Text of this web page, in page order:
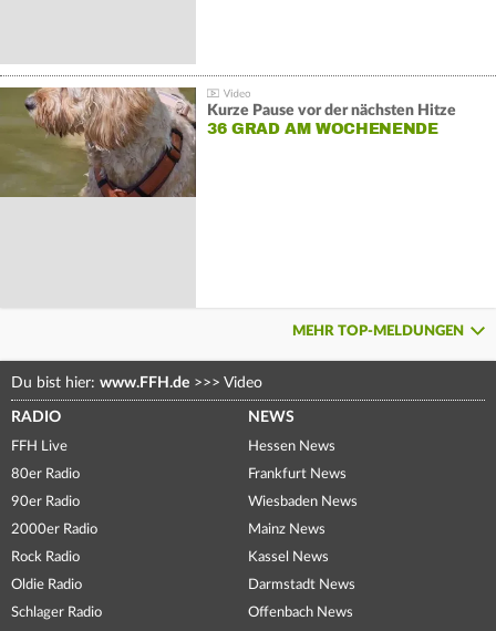
Kurze Pause vor der nächsten Hitze
36 GRAD AM WOCHENENDE
MEHR TOP-MELDUNGEN
Du bist hier: www.FFH.de >>> Video
RADIO
FFH Live
80er Radio
90er Radio
2000er Radio
Rock Radio
Oldie Radio
Schlager Radio
NEWS
Hessen News
Frankfurt News
Wiesbaden News
Mainz News
Kassel News
Darmstadt News
Offenbach News